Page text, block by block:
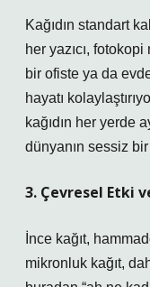
Kağıdın standart
her yazıcı,
bir ofiste ya da
hayatı
kağıdın her yerde
dünyanın sessiz
3. Çevresel Etki
İnce kağıt,
mikronluk kağıt,